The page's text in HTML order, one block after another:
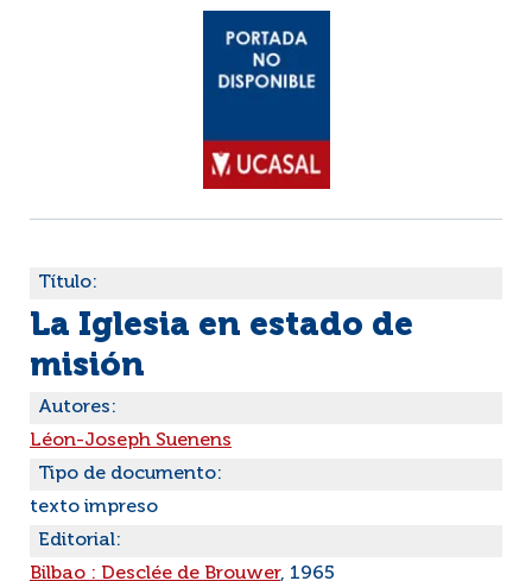
Título:
La Iglesia en estado de
misión
Autores:
Léon-Joseph Suenens
Tipo de documento:
texto impreso
Editorial:
Bilbao : Desclée de Brouwer, 1965